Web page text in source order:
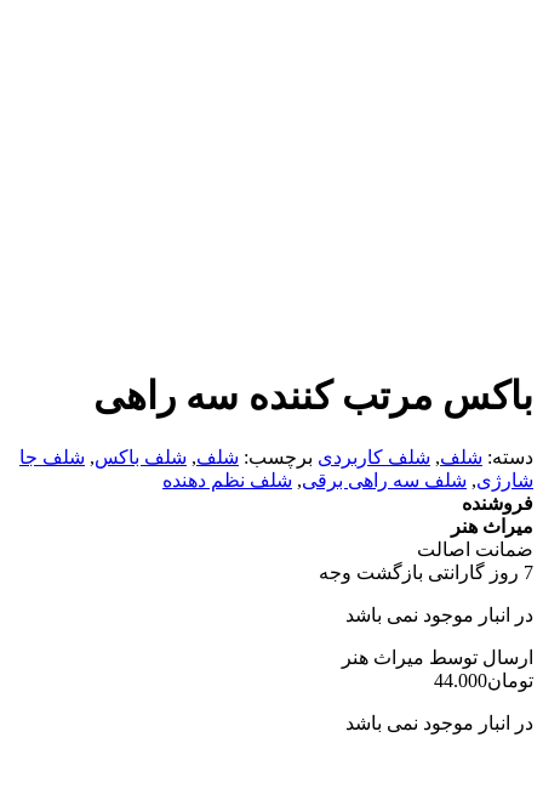
باکس مرتب کننده سه راهی
دسته: شلف, شلف کاربردی برچسب: شلف, شلف باکس, شلف جا
شارژی, شلف سه راهی برقی, شلف نظم دهنده
فروشنده
میراث هنر
ضمانت اصالت
7 روز گارانتی بازگشت وجه
در انبار موجود نمی باشد
ارسال توسط میراث هنر
تومان44.000
در انبار موجود نمی باشد